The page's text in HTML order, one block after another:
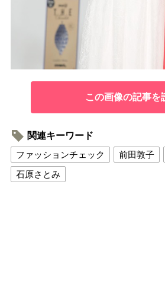
この画像の記事を
関連キーワード
ファッションチェック
前田敦子
石原さとみ